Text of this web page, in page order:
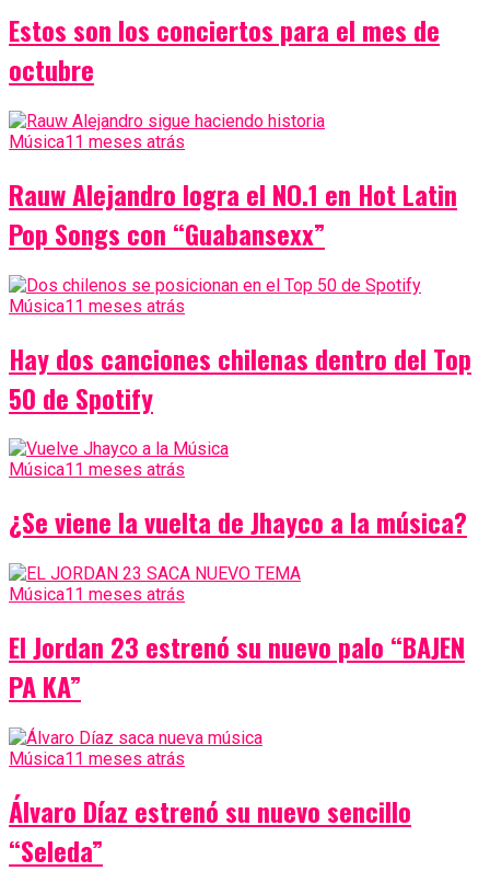
Estos son los conciertos para el mes de
octubre
Música11 meses atrás
Rauw Alejandro logra el NO.1 en Hot Latin
Pop Songs con “Guabansexx”
Música11 meses atrás
Hay dos canciones chilenas dentro del Top
50 de Spotify
Música11 meses atrás
¿Se viene la vuelta de Jhayco a la música?
Música11 meses atrás
El Jordan 23 estrenó su nuevo palo “BAJEN
PA KA”
Música11 meses atrás
Álvaro Díaz estrenó su nuevo sencillo
“Seleda”